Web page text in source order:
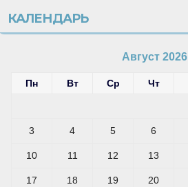
КАЛЕНДАРЬ
Август 2026
Пн Вт Ср Чт
3 4 5 6
10 11 12 13
17 18 19 20